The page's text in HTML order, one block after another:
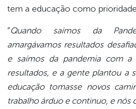
tem a educação como
“Quando saímos da
amargávamos resultados
e saímos da pandemia com
resultados, e a gente plantou a
educação tomasse novos
trabalho árduo e continuo, e nós